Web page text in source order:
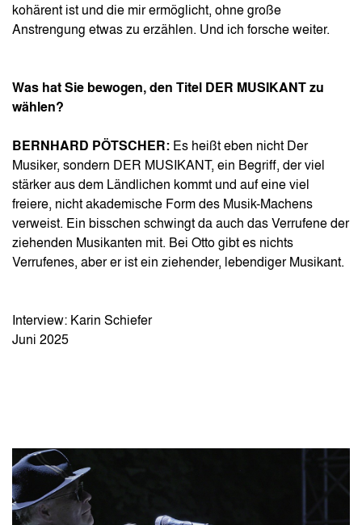
kohärent ist und die mir ermöglicht, ohne große
Anstrengung etwas zu erzählen. Und ich forsche weiter.
Was hat Sie bewogen, den Titel DER MUSIKANT zu
wählen?
BERNHARD PÖTSCHER: Es heißt eben nicht Der
Musiker, sondern DER MUSIKANT, ein Begriff, der viel
stärker aus dem Ländlichen kommt und auf eine viel
freiere, nicht akademische Form des Musik-Machens
verweist. Ein bisschen schwingt da auch das Verrufene der
ziehenden Musikanten mit. Bei Otto gibt es nichts
Verrufenes, aber er ist ein ziehender, lebendiger Musikant.
Interview: Karin Schiefer
Juni 2025